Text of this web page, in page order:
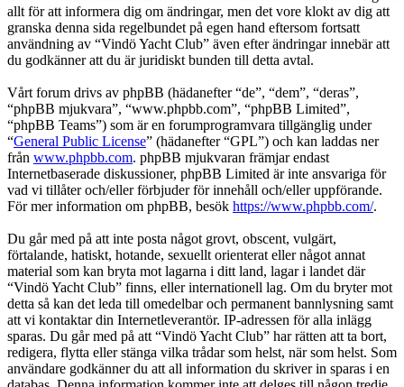
allt för att informera dig om ändringar, men det vore klokt av dig att
granska denna sida regelbundet på egen hand eftersom fortsatt
användning av “Vindö Yacht Club” även efter ändringar innebär att
du godkänner att du är juridiskt bunden till detta avtal.
Vårt forum drivs av phpBB (hädanefter “de”, “dem”, “deras”,
“phpBB mjukvara”, “www.phpbb.com”, “phpBB Limited”,
“phpBB Teams”) som är en forumprogramvara tillgänglig under
“General Public License” (hädanefter “GPL”) och kan laddas ner
från www.phpbb.com. phpBB mjukvaran främjar endast
Internetbaserade diskussioner, phpBB Limited är inte ansvariga för
vad vi tillåter och/eller förbjuder för innehåll och/eller uppförande.
För mer information om phpBB, besök https://www.phpbb.com/.
Du går med på att inte posta något grovt, obscent, vulgärt,
förtalande, hatiskt, hotande, sexuellt orienterat eller något annat
material som kan bryta mot lagarna i ditt land, lagar i landet där
“Vindö Yacht Club” finns, eller internationell lag. Om du bryter mot
detta så kan det leda till omedelbar och permanent bannlysning samt
att vi kontaktar din Internetleverantör. IP-adressen för alla inlägg
sparas. Du går med på att “Vindö Yacht Club” har rätten att ta bort,
redigera, flytta eller stänga vilka trådar som helst, när som helst. Som
användare godkänner du att all information du skriver in sparas i en